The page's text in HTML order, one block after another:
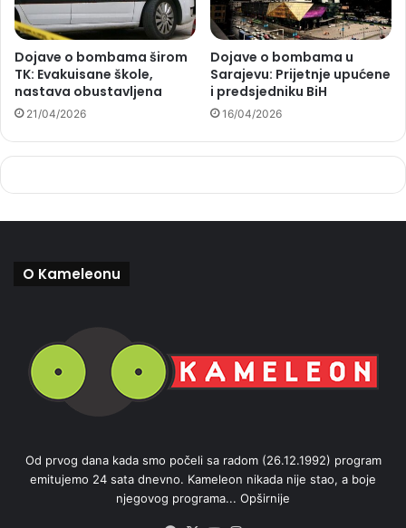
Dojave o bombama širom
TK: Evakuisane škole,
nastava obustavljena
21/04/2026
Dojave o bombama u
Sarajevu: Prijetnje upućene
i predsjedniku BiH
16/04/2026
O Kameleonu
Od prvog dana kada smo počeli sa radom (26.12.1992) program
emitujemo 24 sata dnevno. Kameleon nikada nije stao, a boje
njegovog programa... Opširnije